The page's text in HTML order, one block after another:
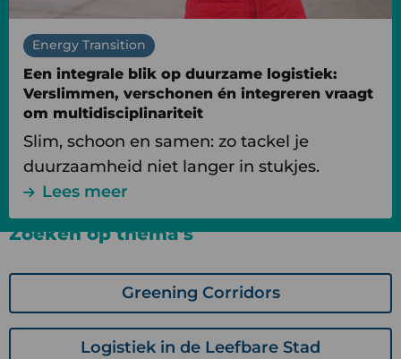
Een integrale blik op duurzame logistiek:
Verslimmen, verschonen én integreren vraagt
om multidisciplinariteit
Energy Transition
Slim, schoon en samen: zo tackel je
duurzaamheid niet langer in stukjes.
Lees meer
én
integreren
vraagt
om
multidisciplinariteit
Zoeken op thema's
Greening Corridors
Logistiek in de Leefbare Stad